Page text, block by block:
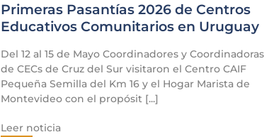
Primeras Pasantías 2026 de Centros
Educativos Comunitarios en Uruguay
Del 12 al 15 de Mayo Coordinadores y Coordinadoras
de CECs de Cruz del Sur visitaron el Centro CAIF
Pequeña Semilla del Km 16 y el Hogar Marista de
Montevideo con el propósit [...]
Leer noticia